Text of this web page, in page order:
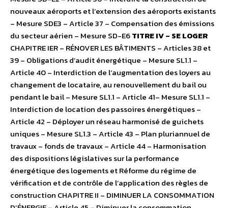
nouveaux aéroports et l’extension des aéroports existants
– Mesure SDE3 – Article 37 – Compensation des émissions
du secteur aérien – Mesure SD-E6TITRE IV – SE LOGER
CHAPITRE IER – RÉNOVER LES BÂTIMENTS – Articles 38 et
39 – Obligations d’audit énergétique – Mesure SL1.1 –
Article 40 – Interdiction de l’augmentation des loyers au
changement de locataire, au renouvellement du bail ou
pendant le bail – Mesure SL1.1 – Article 41– Mesure SL1.1 –
Interdiction de location des passoires énergétiques –
Article 42 – Déployer un réseau harmonisé de guichets
uniques – Mesure SL1.3 – Article 43 – Plan pluriannuel de
travaux – fonds de travaux – Article 44 – Harmonisation
des dispositions législatives sur la performance
énergétique des logements et Réforme du régime de
vérification et de contrôle de l’application des règles de
construction CHAPITRE II – DIMINUER LA CONSOMMATION